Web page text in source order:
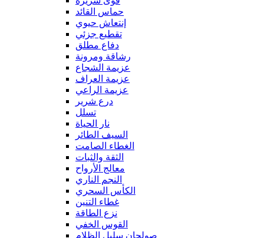
حماس القائد
إنتعاش حيوي
تقطيع جزئي
دفاع مطلق
رشاقة ومرونة
عزيمة الشجاع
عزيمة العراف
عزيمة الراعي
درع شرير
تسلل
نار الحياة
السيف الطائر
الغطاء الصامت
الثقة والثبات
معالج الأرواح
النجم الناري
الكأس السحري
غطاء التنين
نزع الطاقة
القوس الخفي
صولجان سليل الظلام